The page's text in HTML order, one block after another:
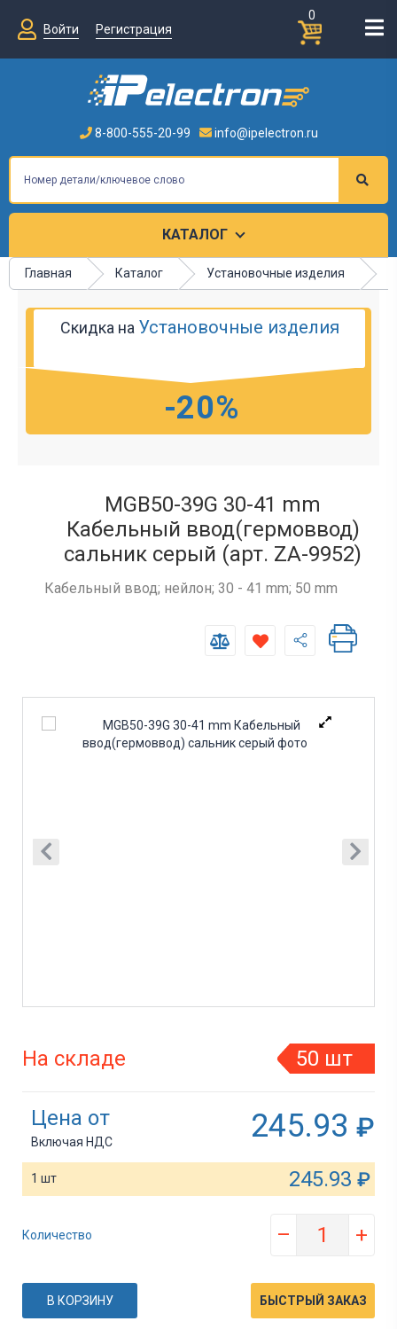
0
Войти
Регистрация
8-800-555-20-99 info@ipelectron.ru
КАТАЛОГ
Главная Каталог Установочные изделия
Скидка на Установочные изделия
-20%
MGB50-39G 30-41 mm
Кабельный ввод(гермоввод)
сальник серый (арт. ZA-9952)
Кабельный ввод; нейлон; 30 - 41 mm; 50 mm
На складе 50 шт
Цена от
Включая НДС 245.93 ₽
1 шт 245.93 ₽
Количество – +
В КОРЗИНУ БЫСТРЫЙ ЗАКАЗ